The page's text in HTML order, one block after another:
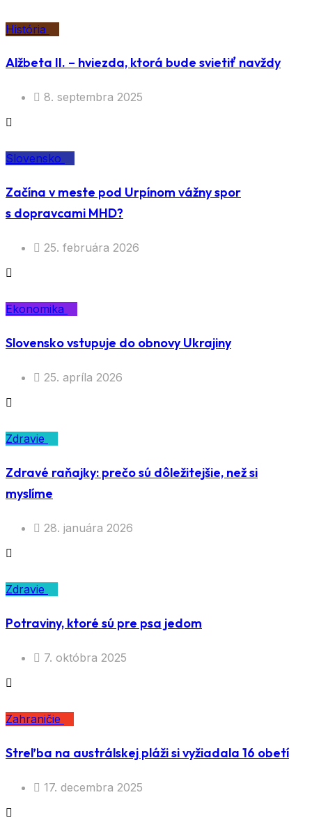
História
Alžbeta II. – hviezda, ktorá bude svietiť navždy
8. septembra 2025
Slovensko
Začína v meste pod Urpínom vážny spor
s dopravcami MHD?
25. februára 2026
Ekonomika
Slovensko vstupuje do obnovy Ukrajiny
25. apríla 2026
Zdravie
Zdravé raňajky: prečo sú dôležitejšie, než si
myslíme
28. januára 2026
Zdravie
Potraviny, ktoré sú pre psa jedom
7. októbra 2025
Zahraničie
Streľba na austrálskej pláži si vyžiadala 16 obetí
17. decembra 2025